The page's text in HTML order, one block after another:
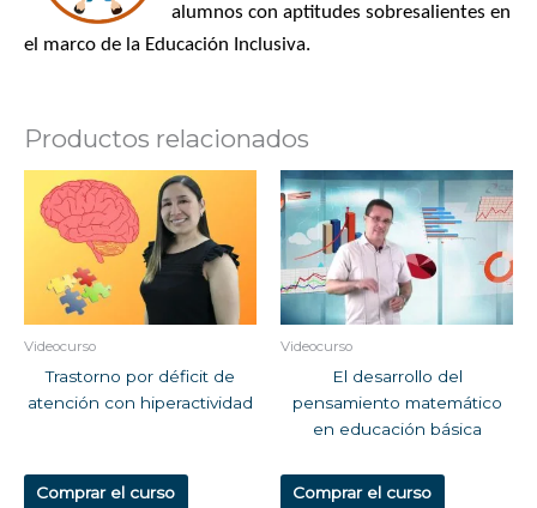
alumnos con aptitudes sobresalientes en
el marco de la Educación Inclusiva.
Productos relacionados
Videocurso
Trastorno por déficit de
atención con hiperactividad
Comprar el curso
Videocurso
El desarrollo del
pensamiento matemático
en educación básica
Comprar el curso